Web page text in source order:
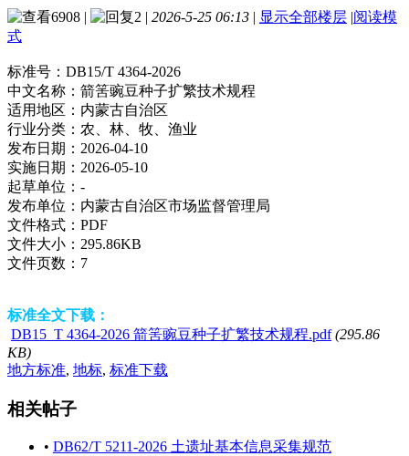
6908 | 2 | 2026-5-25 06:13 | 显示全部楼层 |阅读模
式
标准号： DB15/T 4364-2026
中文名称： 箭筈豌豆种子扩繁技术规程
适用地区： 内蒙古自治区
行业分类： 农、林、牧、渔业
发布日期： 2026-04-10
实施日期： 2026-05-10
起草单位： -
发布单位： 内蒙古自治区市场监督管理局
文件格式： PDF
文件大小： 295.86KB
文件页数： 7
标准全文下载：
DB15_T 4364-2026 箭筈豌豆种子扩繁技术规程.pdf (295.86
KB)
地方标准, 地标, 标准下载
相关帖子
• DB62/T 5211-2026 土遗址基本信息采集规范